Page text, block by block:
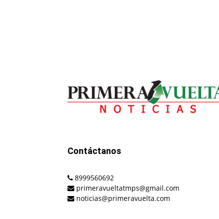
Contáctanos
8999560692
primeravueltatmps@gmail.com
noticias@primeravuelta.com